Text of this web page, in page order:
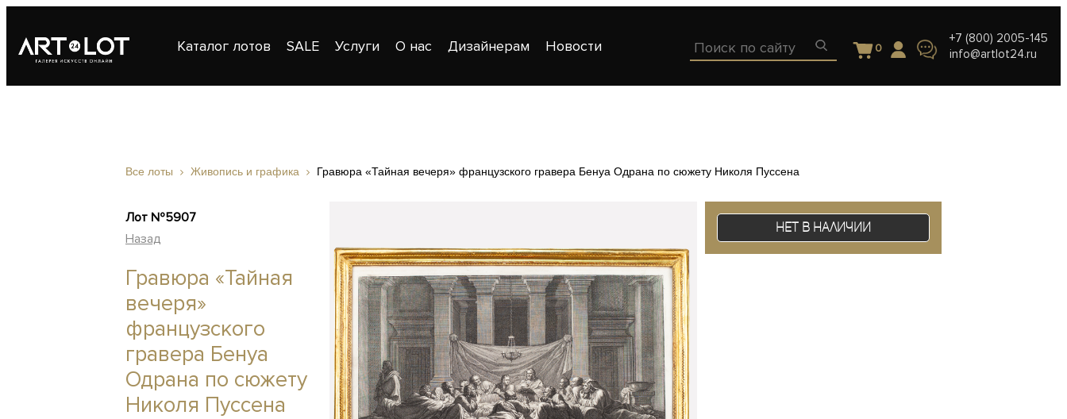
Каталог лотов SALE Услуги О нас Дизайнерам Новости 0
+7 (800) 2005-145
info@artlot24.ru
Все лоты Живопись и графика Гравюра «Тайная вечеря» французского гравера Бенуа Одрана по сюжету Николя Пуссена
Лот №5907
Назад
Гравюра «Тайная
вечеря»
французского
гравера Бенуа
Одрана по сюжету
Николя Пуссена
Нет в наличии